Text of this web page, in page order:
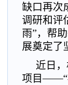
缺口再次
调研和评
雨”，帮
展奠定了
近日
项目——“